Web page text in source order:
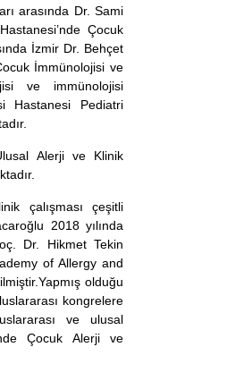
arasında Dr. Sami
Çocuk
İzmir Dr. Behçet
İmmünolojisi ve
ve immünolojisi
Hastanesi Pediatri
Alerji ve Klinik
çalışması çeşitli
2018 yılında
Dr. Hikmet Tekin
of Allergy and
olduğu
kongrelere
ve ulusal
Çocuk Alerji ve